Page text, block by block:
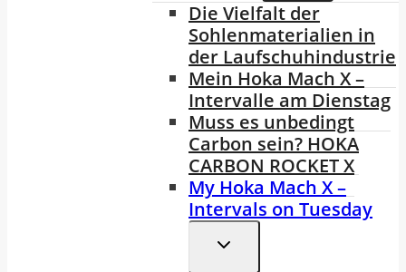
Die Vielfalt der
Sohlenmaterialien in
der Laufschuhindustrie
Mein Hoka Mach X –
Intervalle am Dienstag
Muss es unbedingt
Carbon sein? HOKA
CARBON ROCKET X
My Hoka Mach X –
Intervals on Tuesday
Untermenü